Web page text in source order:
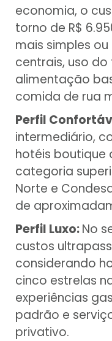
economia, o
torno de R$
mais simples
centrais, uso
alimentação
comida de rua
Perfil
intermediário,
hotéis boutique
categoria
Norte e
de
Perfil Luxo:No
custos
considerando
cinco estrelas
experiências
padrão e
privativo.